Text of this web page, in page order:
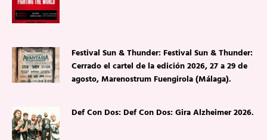
Festival Sun & Thunder: Festival Sun & Thunder:
Cerrado el cartel de la edición 2026, 27 a 29 de
agosto, Marenostrum Fuengirola (Málaga).
Def Con Dos: Def Con Dos: Gira Alzheimer 2026.